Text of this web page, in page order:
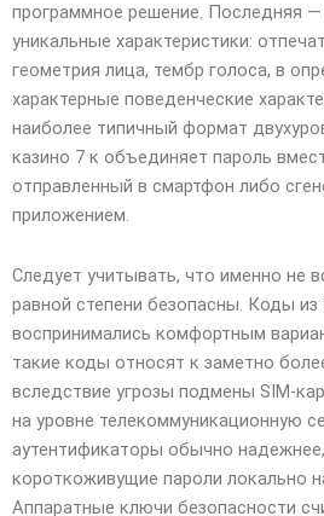
программное решение. Последняя
уникальные характеристики:
геометрия лица, тембр голоса, в
характерные поведенческие
наиболее типичный формат
казино 7 к объединяет пароль
отправленный в смартфон либо
приложением.
Следует учитывать, что именно не
равной степени безопасны. Коды из
воспринимались комфортным
такие коды относят к заметно
вследствие угрозы подмены SIM-
на уровне телекоммуникационную
аутентификаторы обычно
короткоживущие пароли локально
Аппаратные ключи безопасности